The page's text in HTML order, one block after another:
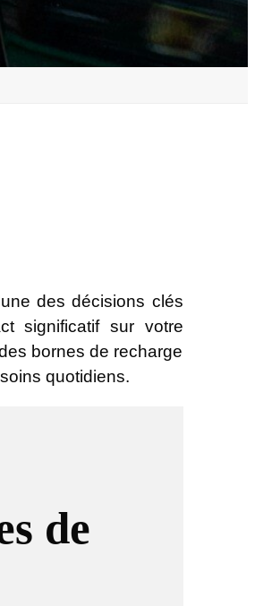
des décisions clés
significatif sur votre
bornes de recharge
quotidiens.
de